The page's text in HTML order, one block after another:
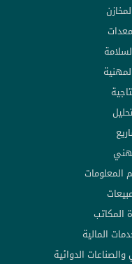
المعلومات
المكاتب
المالية
الدوائية